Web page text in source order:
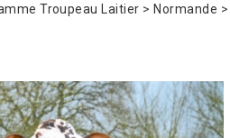
Troupeau Laitier Normande